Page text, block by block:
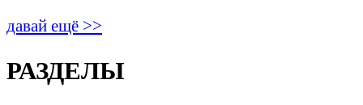
давай ещё >>
РАЗДЕЛЫ